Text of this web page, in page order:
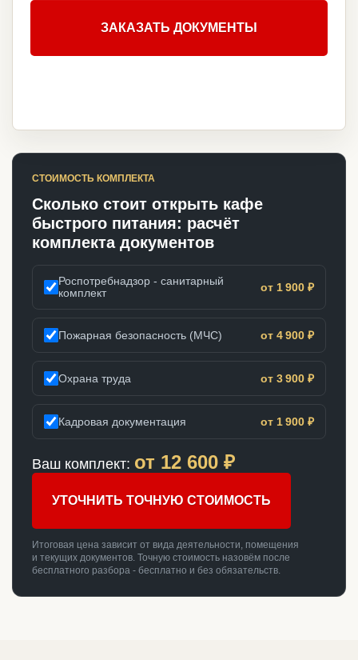
ЗАКАЗАТЬ ДОКУМЕНТЫ
СТОИМОСТЬ КОМПЛЕКТА
Сколько стоит открыть кафе
быстрого питания: расчёт
комплекта документов
Роспотребнадзор - санитарный
комплект
от 1 900 ₽
Пожарная безопасность (МЧС) от 4 900 ₽
Охрана труда от 3 900 ₽
Кадровая документация от 1 900 ₽
Ваш комплект: от 12 600 ₽
УТОЧНИТЬ ТОЧНУЮ СТОИМОСТЬ
Итоговая цена зависит от вида деятельности, помещения
и текущих документов. Точную стоимость назовём после
бесплатного разбора - бесплатно и без обязательств.